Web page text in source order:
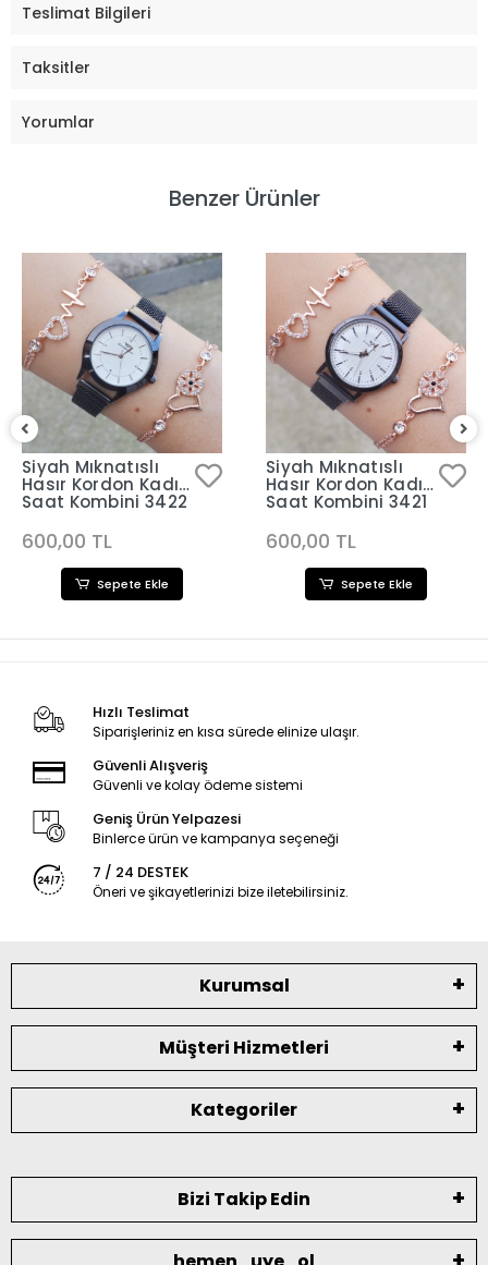
Teslimat Bilgileri
Taksitler
Yorumlar
Benzer Ürünler
Siyah Mıknatıslı
Hasır Kordon Kadın
Saat Kombini 3422
600,00 TL
Sepete Ekle
Siyah Mıknatıslı
Hasır Kordon Kadın
Saat Kombini 3421
600,00 TL
Sepete Ekle
Hızlı Teslimat
Siparişleriniz en kısa sürede elinize ulaşır.
Güvenli Alışveriş
Güvenli ve kolay ödeme sistemi
Geniş Ürün Yelpazesi
Binlerce ürün ve kampanya seçeneği
7 / 24 DESTEK
Öneri ve şikayetlerinizi bize iletebilirsiniz.
Kurumsal
Müşteri Hizmetleri
Kategoriler
Bizi Takip Edin